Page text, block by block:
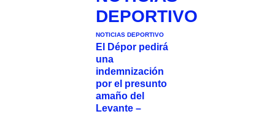
DEPORTIVO
NOTICIAS DEPORTIVO
El Dépor pedirá
una
indemnización
por el presunto
amaño del
Levante –